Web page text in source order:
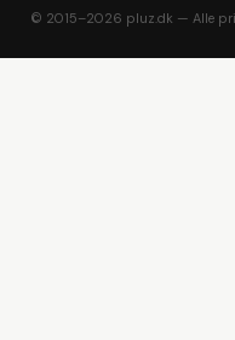
© 2015–2026 pluz.dk — Alle